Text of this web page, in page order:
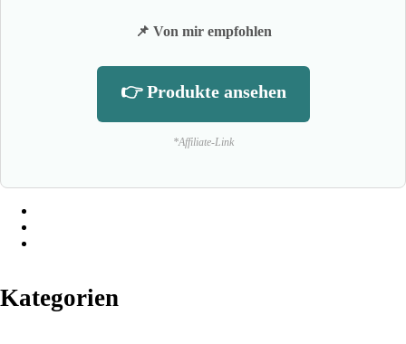
📌 Von mir empfohlen
👉 Produkte ansehen
*Affiliate-Link
Kategorien